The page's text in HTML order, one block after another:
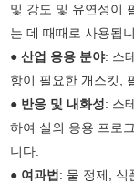
및 강도 및 유연성이
는 데 때때로 사용됩
●산업 응용 분야: 스
항이 필요한 개스킷,
● 반응 및 내화성: 스
하여 실외 응용 프로
니다.
● 여과법: 물 정제, 식